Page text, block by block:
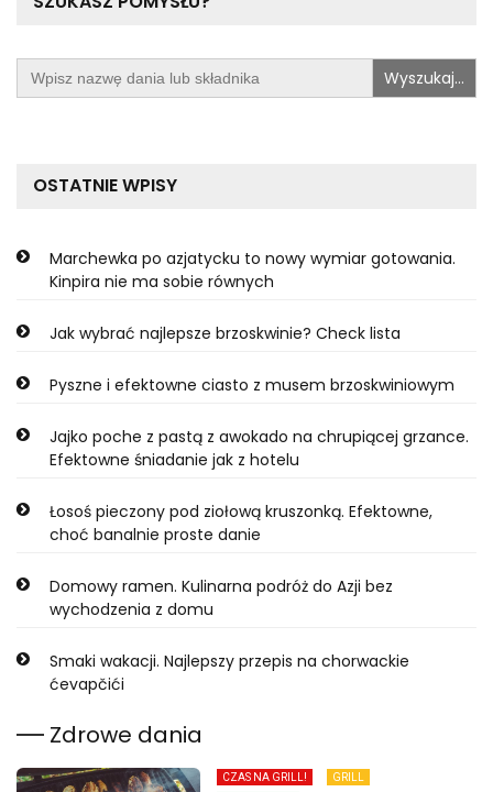
Search
for:
OSTATNIE WPISY
Marchewka po azjatycku to nowy wymiar gotowania.
Kinpira nie ma sobie równych
Jak wybrać najlepsze brzoskwinie? Check lista
Pyszne i efektowne ciasto z musem brzoskwiniowym
Jajko poche z pastą z awokado na chrupiącej grzance.
Efektowne śniadanie jak z hotelu
Łosoś pieczony pod ziołową kruszonką. Efektowne,
choć banalnie proste danie
Domowy ramen. Kulinarna podróż do Azji bez
wychodzenia z domu
Smaki wakacji. Najlepszy przepis na chorwackie
ćevapčići
Zdrowe dania
CZAS NA GRILL!
GRILL